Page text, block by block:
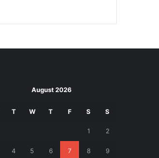
August 2026
T W T F S S
1 2
4 5 6 7 8 9